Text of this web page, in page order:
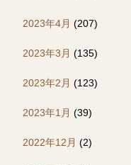
2023年4月 (207)
2023年3月 (135)
2023年2月 (123)
2023年1月 (39)
2022年12月 (2)